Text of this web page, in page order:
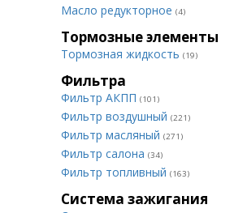
Масло редукторное (4)
Тормозные элементы
Тормозная жидкость (19)
Фильтра
Фильтр АКПП (101)
Фильтр воздушный (221)
Фильтр масляный (271)
Фильтр салона (34)
Фильтр топливный (163)
Система зажигания